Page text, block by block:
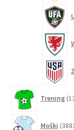
Trening
Moški